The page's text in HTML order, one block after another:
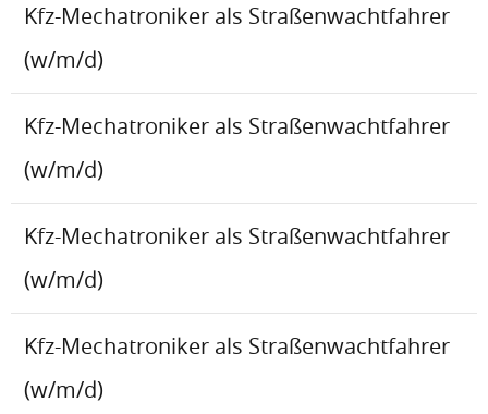
Kfz-Mechatroniker als Straßenwachtfahrer
(w/m/d)
Kfz-Mechatroniker als Straßenwachtfahrer
(w/m/d)
Kfz-Mechatroniker als Straßenwachtfahrer
(w/m/d)
Kfz-Mechatroniker als Straßenwachtfahrer
(w/m/d)